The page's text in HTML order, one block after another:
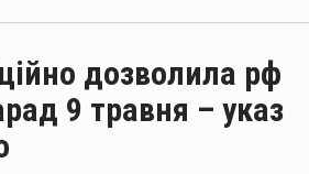
дозволила рф
9 травня – указ